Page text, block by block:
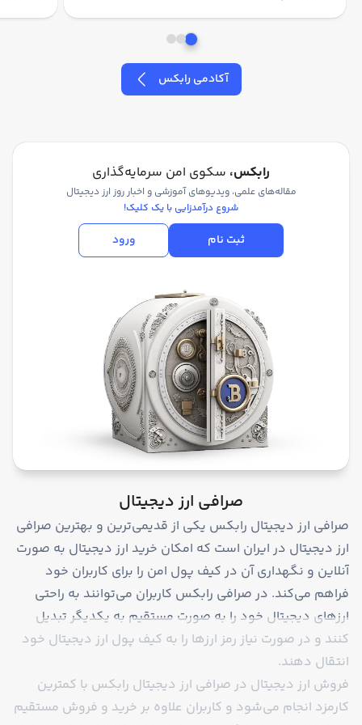
آکادمی رابکس
رابکس، سکوی امن سرمایه‌گذاری
مقاله‌های علمی، ویدیوهای آموزشی و اخبار روز ارز دیجیتال
شروع درآمدزایی با یک کلیک!
ثبت نام ورود
صرافی ارز دیجیتال
صرافی ارز دیجیتال ر‌ابکس یکی از قدیمی‌ترین و بهترین صرافی
ارز دیجیتال در ایران است که امکان خرید ارز دیجیتال به صورت
آنلاین و نگهداری آن در کیف پول امن را برای کاربران خود
فراهم می‌کند. در صرافی رابکس کاربران می‌توانند به راحتی
ارزهای دیجیتال خود را به صورت مستقیم به یکدیگر تبدیل
کنند و در صورت نیاز رمز ارزها را به کیف پول ارز دیجیتال خود
انتقال دهند.
فروش ارز دیجیتال در صرافی ارز دیجیتال رابکس با کمترین
کارمزد انجام می‌شود و کاربران علاوه بر خرید و فروش مستقیم